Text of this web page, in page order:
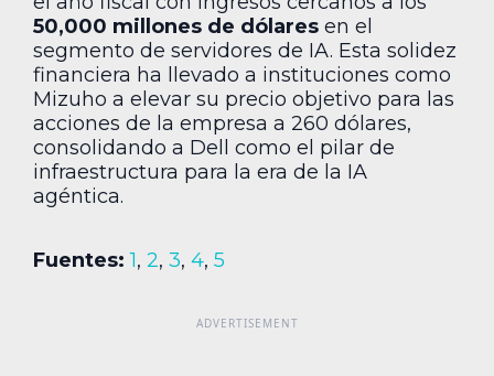
50,000 millones de dólares en el
segmento de servidores de IA. Esta solidez
financiera ha llevado a instituciones como
Mizuho a elevar su precio objetivo para las
acciones de la empresa a 260 dólares,
consolidando a Dell como el pilar de
infraestructura para la era de la IA
agéntica.
Fuentes: 1, 2, 3, 4, 5